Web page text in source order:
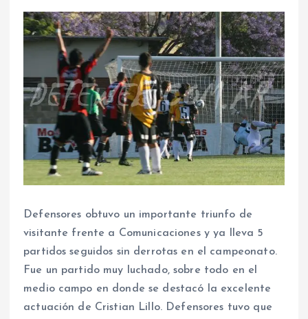
Defensores obtuvo un importante triunfo de
visitante frente a Comunicaciones y ya lleva 5
partidos seguidos sin derrotas en el campeonato.
Fue un partido muy luchado, sobre todo en el
medio campo en donde se destacó la excelente
actuación de Cristian Lillo. Defensores tuvo que